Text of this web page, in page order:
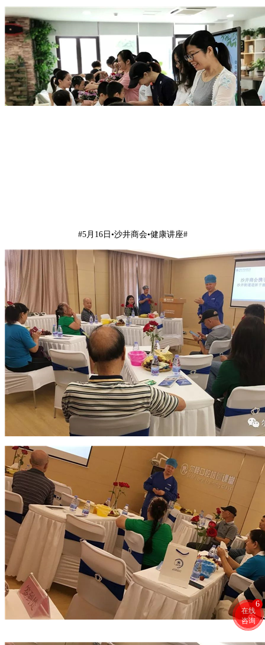
在线
咨询
6
#5月16日•沙井商会•健康讲座#